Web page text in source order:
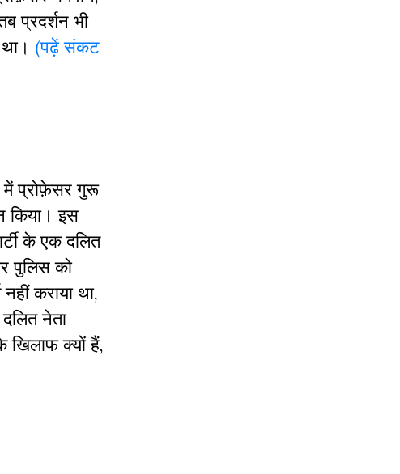
प्रदर्शन भी
(पढ़ें संकट
में प्रोफ़ेसर गुरू
किया। इस
के एक दलित
पुलिस को
कराया था,
नेता
खिलाफ क्यों हैं,